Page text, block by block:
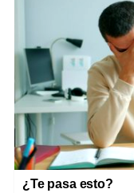
¿Te pasa esto?